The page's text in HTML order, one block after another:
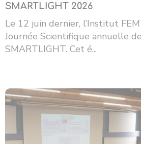
SMARTLIGHT 2026
Le 12 juin dernier, l’Institut
Journée Scientifique annuelle
SMARTLIGHT. Cet é...